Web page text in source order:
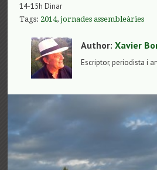
14-15h Dinar
Tags: 2014,jornades assembleàries
Author:Xavier
Escriptor, periodista i